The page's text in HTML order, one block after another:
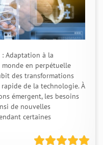
Adaptation à la
en perpétuelle
des transformations
de la technologie. À
émergent, les besoins
de nouvelles
certaines